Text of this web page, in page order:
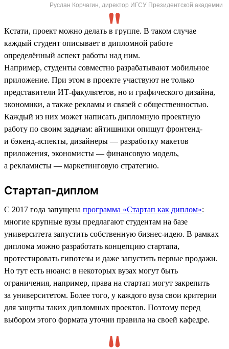
Руслан Корчагин, директор ИГСУ Президентской академии
Кстати, проект можно делать в группе. В таком случае
каждый студент описывает в дипломной работе
определённый аспект работы над ним.
Например, студенты совместно разрабатывают мобильное
приложение. При этом в проекте участвуют не только
представители ИТ-факультетов, но и графического дизайна,
экономики, а также рекламы и связей с общественностью.
Каждый из них может написать дипломную проектную
работу по своим задачам: айтишники опишут фронтенд-
и бэкенд-аспекты, дизайнеры — разработку макетов
приложения, экономисты — финансовую модель,
а рекламисты — маркетинговую стратегию.
Стартап-диплом
С 2017 года запущена программа «Стартап как диплом»:
многие крупные вузы предлагают студентам на базе
университета запустить собственную бизнес-идею. В рамках
диплома можно разработать концепцию стартапа,
протестировать гипотезы и даже запустить первые продажи.
Но тут есть нюанс: в некоторых вузах могут быть
ограничения, например, права на стартап могут закрепить
за университетом. Более того, у каждого вуза свои критерии
для защиты таких дипломных проектов. Поэтому перед
выбором этого формата уточни правила на своей кафедре.